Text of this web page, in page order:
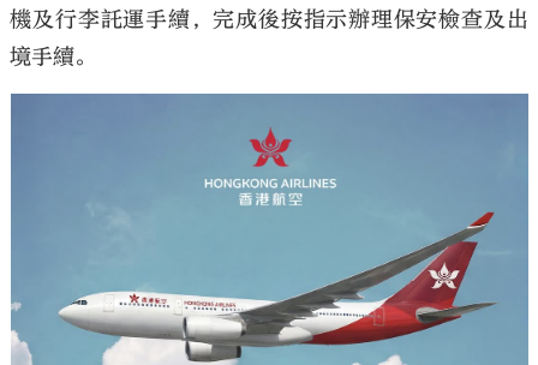
機及行李託運手續，完成後按指示辦理保安檢查及出
境手續。